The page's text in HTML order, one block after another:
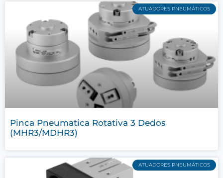
ATUADORES PNEUMÁTICOS
Pinca Pneumatica Rotativa 3 Dedos
(MHR3/MDHR3)
ATUADORES PNEUMÁTICOS